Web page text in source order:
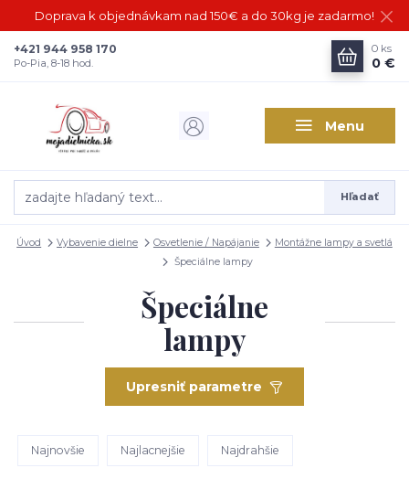
Doprava k objednávkam nad 150€ a do 30kg je zadarmo!
Menu
Hľadať
+421 944 958 170
Po-Pia, 8-18 hod.
0 ks
0 €
Úvod Vybavenie dielne Osvetlenie / Napájanie
Montážne lampy a svetlá
Špeciálne lampy
Špeciálne
lampy
Upresniť parametre
Najnovšie Najlacnejšie Najdrahšie